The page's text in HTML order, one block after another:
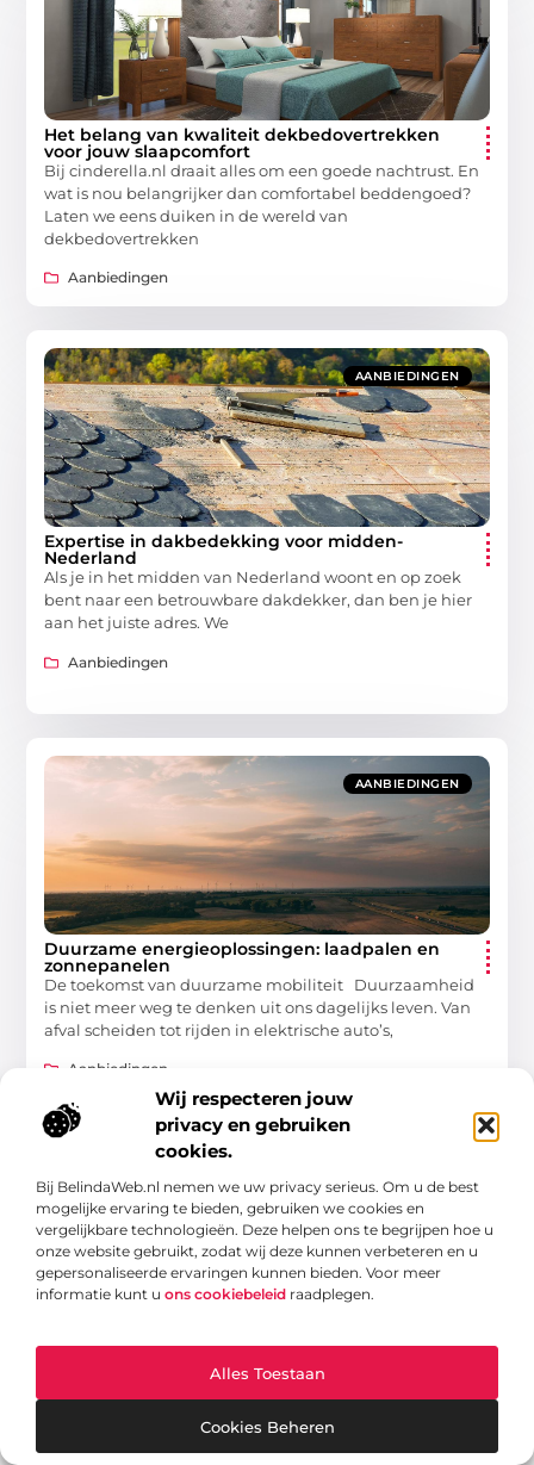
Wij respecteren jouw
privacy en gebruiken
cookies.
Bij BelindaWeb.nl nemen we uw privacy serieus. Om u de best
mogelijke ervaring te bieden, gebruiken we cookies en
vergelijkbare technologieën. Deze helpen ons te begrijpen hoe u
onze website gebruikt, zodat wij deze kunnen verbeteren en u
gepersonaliseerde ervaringen kunnen bieden. Voor meer
informatie kunt u ons cookiebeleid raadplegen.
Alles Toestaan
Cookies Beheren
Het belang van kwaliteit dekbedovertrekken
voor jouw slaapcomfort
Bij cinderella.nl draait alles om een goede nachtrust. En
wat is nou belangrijker dan comfortabel beddengoed?
Laten we eens duiken in de wereld van
dekbedovertrekken
Aanbiedingen
AANBIEDINGEN
Expertise in dakbedekking voor midden-
Nederland
Als je in het midden van Nederland woont en op zoek
bent naar een betrouwbare dakdekker, dan ben je hier
aan het juiste adres. We
Aanbiedingen
AANBIEDINGEN
Duurzame energieoplossingen: laadpalen en
zonnepanelen
De toekomst van duurzame mobiliteit Duurzaamheid
is niet meer weg te denken uit ons dagelijks leven. Van
afval scheiden tot rijden in elektrische auto’s,
Aanbiedingen
natuur en duurzaamheid te bieden hebben.
Bericht categorie